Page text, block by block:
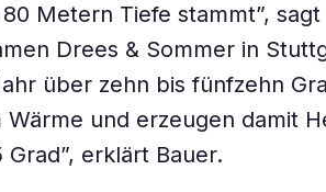
Metern Tiefe stammt”,
Drees & Sommer in
über zehn bis fünfzehn
und erzeugen damit
erklärt Bauer.